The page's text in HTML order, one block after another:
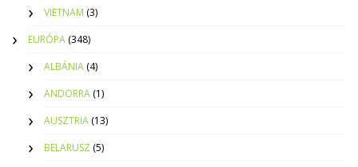
VIETNAM (3)
EURÓPA (348)
ALBÁNIA (4)
ANDORRA (1)
AUSZTRIA (13)
BELARUSZ (5)